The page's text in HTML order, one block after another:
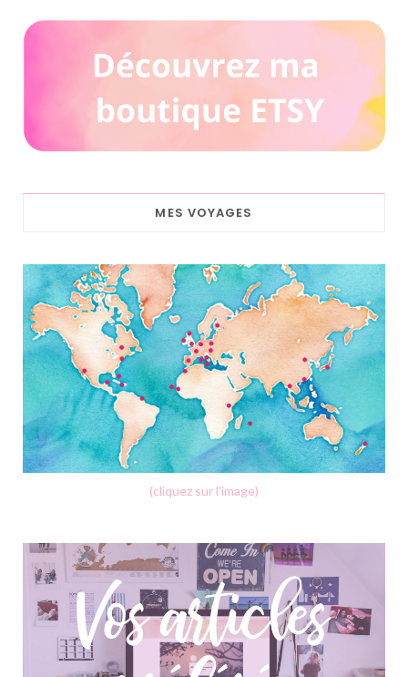
MES VOYAGES
(cliquez sur l'image)